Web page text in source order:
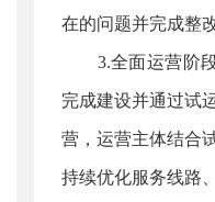
在的问题并完成整
3.全面运营阶段
完成建设并通过试
营，运营主体结合
持续优化服务线路